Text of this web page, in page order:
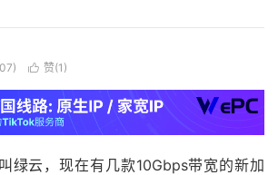
 赞(1 )
绿云，现在有几款10Gbps带宽的新加